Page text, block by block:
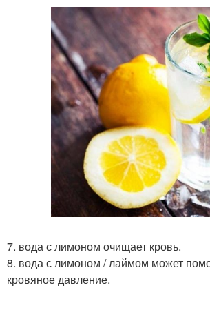
7. вода с лимоном очищает кровь.
8. вода с лимоном / лаймом может
кровяное давление.